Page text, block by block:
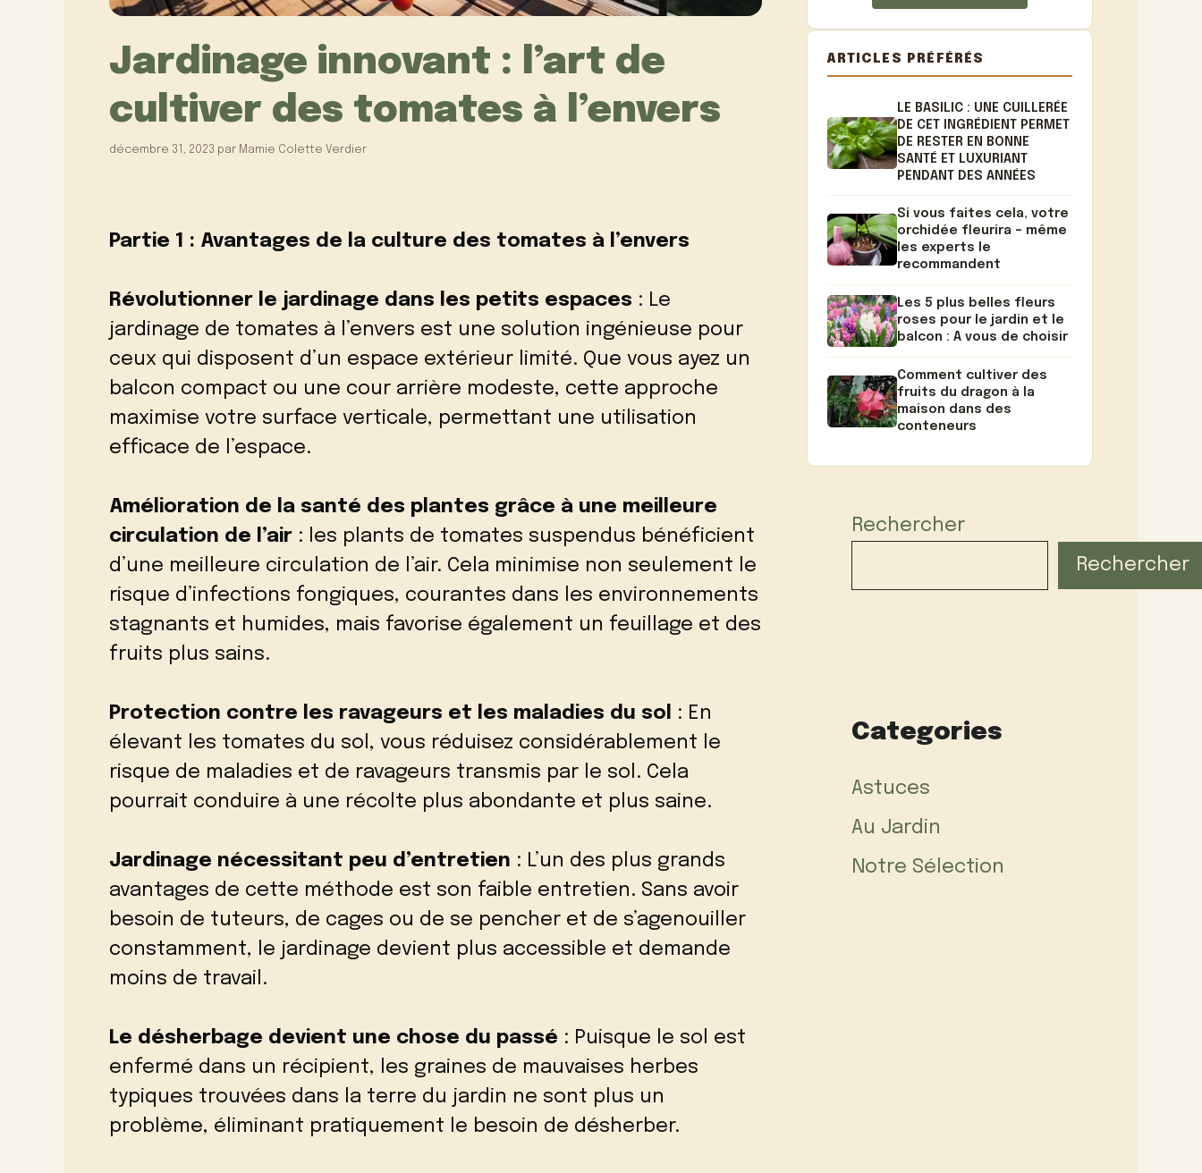
Jardinage innovant : l’art de
cultiver des tomates à l’envers
décembre 31, 2023 par Mamie Colette Verdier
Partie 1 : Avantages de la culture des tomates à l’envers
Révolutionner le jardinage dans les petits espaces : Le
jardinage de tomates à l’envers est une solution ingénieuse pour
ceux qui disposent d’un espace extérieur limité. Que vous ayez un
balcon compact ou une cour arrière modeste, cette approche
maximise votre surface verticale, permettant une utilisation
efficace de l’espace.
Amélioration de la santé des plantes grâce à une meilleure
circulation de l’air : les plants de tomates suspendus bénéficient
d’une meilleure circulation de l’air. Cela minimise non seulement le
risque d’infections fongiques, courantes dans les environnements
stagnants et humides, mais favorise également un feuillage et des
fruits plus sains.
Protection contre les ravageurs et les maladies du sol : En
élevant les tomates du sol, vous réduisez considérablement le
risque de maladies et de ravageurs transmis par le sol. Cela
pourrait conduire à une récolte plus abondante et plus saine.
Jardinage nécessitant peu d’entretien : L’un des plus grands
avantages de cette méthode est son faible entretien. Sans avoir
besoin de tuteurs, de cages ou de se pencher et de s’agenouiller
constamment, le jardinage devient plus accessible et demande
moins de travail.
Le désherbage devient une chose du passé : Puisque le sol est
enfermé dans un récipient, les graines de mauvaises herbes
typiques trouvées dans la terre du jardin ne sont plus un
problème, éliminant pratiquement le besoin de désherber.
ARTICLES PRÉFÉRÉS
LE BASILIC : UNE CUILLERÉE
DE CET INGRÉDIENT PERMET
DE RESTER EN BONNE
SANTÉ ET LUXURIANT
PENDANT DES ANNÉES
Si vous faites cela, votre
orchidée fleurira – même
les experts le
recommandent
Les 5 plus belles fleurs
roses pour le jardin et le
balcon : A vous de choisir
Comment cultiver des
fruits du dragon à la
maison dans des
conteneurs
Rechercher
Rechercher
Categories
Astuces
Au Jardin
Notre Sélection